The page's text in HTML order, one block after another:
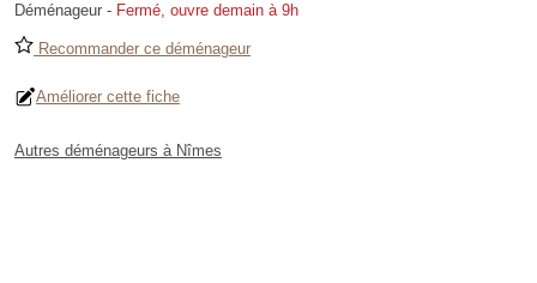
Déménageur - Fermé, ouvre demain à 9h
Recommander ce déménageur
Améliorer cette fiche
Autres déménageurs à Nîmes